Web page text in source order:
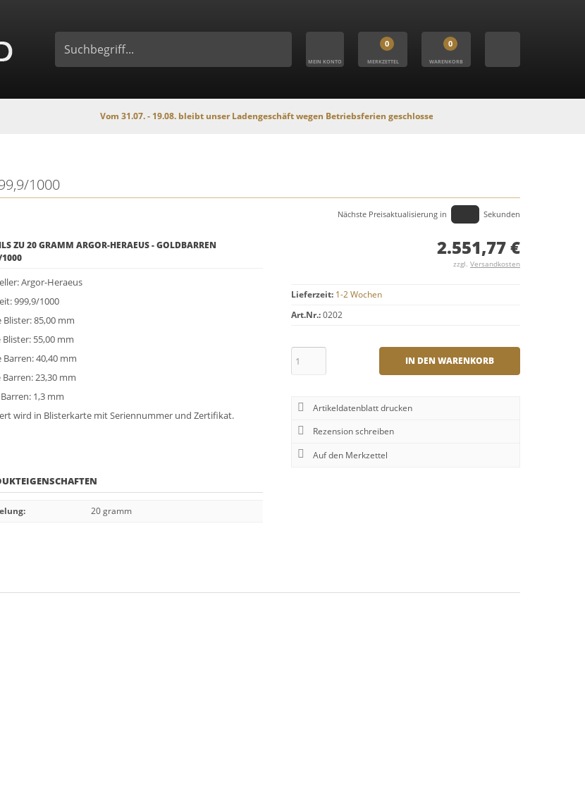
MEIN KONTO
0
MERKZETTEL
0
WARENKORB
Vom 31.07. - 19.08. bleibt unser Ladengeschäft wegen Betriebsferien geschlossen. In dieser Zeit findet kein Versand statt,
1000
Nächste Preisaktualisierung in Sekunden
ZU 20 GRAMM ARGOR-HERAEUS - GOLDBARREN
Argor-Heraeus
999,9/1000
Blister: 85,00 mm
Blister: 55,00 mm
Barren: 40,40 mm
Barren: 23,30 mm
1,3 mm
wird in Blisterkarte mit Seriennummer und Zertifikat.
: 20 gramm
2.551,77 €
zzgl. Versandkosten
Lieferzeit: 1-2 Wochen
Art.Nr.:0202
IN DEN WARENKORB
Artikeldatenblatt drucken
Rezension schreiben